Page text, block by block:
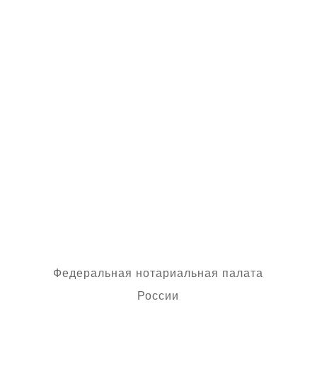
Федеральная нотариальная палата
России